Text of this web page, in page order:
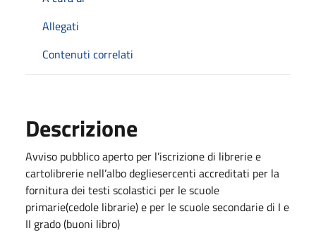
Allegati
Contenuti correlati
Descrizione
Avviso pubblico aperto per l’iscrizione di librerie e
cartolibrerie nell’albo degliesercenti accreditati per la
fornitura dei testi scolastici per le scuole
primarie(cedole librarie) e per le scuole secondarie di I e
II grado (buoni libro)